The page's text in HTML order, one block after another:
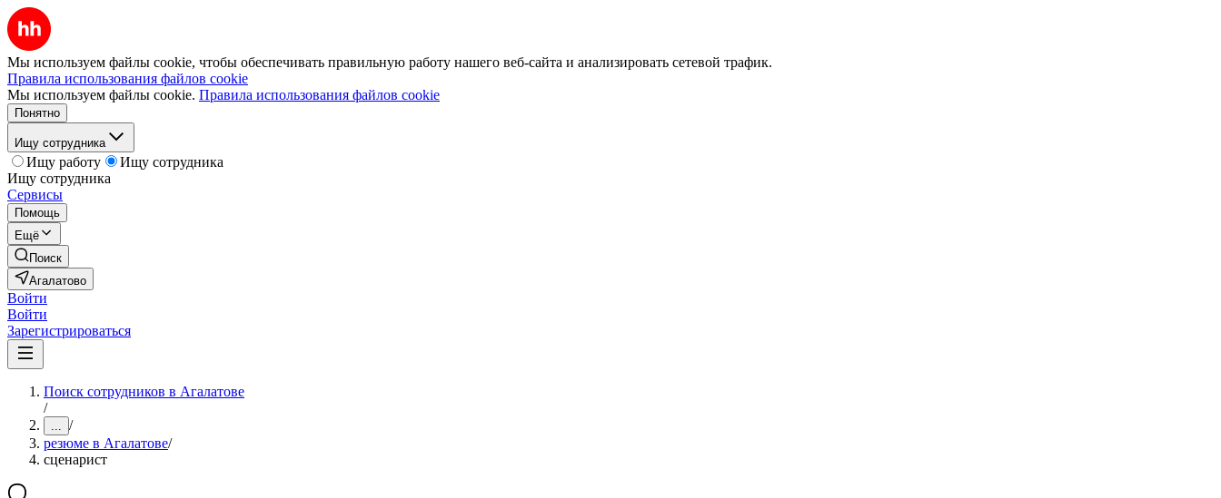
Мы используем файлы cookie, чтобы обеспечивать правильную работу нашего веб-сайта и анализировать сетевой трафик.
Правила использования файлов cookie
Мы используем файлы cookie. Правила использования файлов cookie
Понятно
Ищу сотрудника
Ищу работу
Ищу сотрудника
Ищу сотрудника
Сервисы
Помощь
Ещё
Поиск
Агалатово
Войти
Войти
Зарегистрироваться
Поиск сотрудников в Агалатове
/
... /
резюме в Агалатове/
сценарист